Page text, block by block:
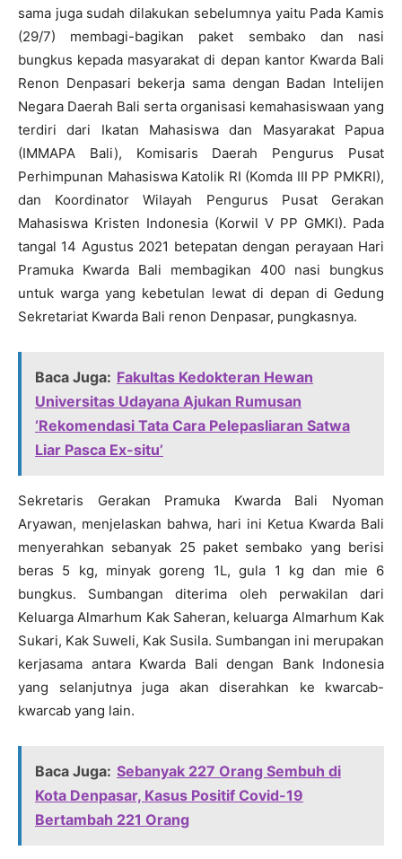
sama juga sudah dilakukan sebelumnya yaitu Pada Kamis
(29/7) membagi-bagikan paket sembako dan nasi
bungkus kepada masyarakat di depan kantor Kwarda Bali
Renon Denpasari bekerja sama dengan Badan Intelijen
Negara Daerah Bali serta organisasi kemahasiswaan yang
terdiri dari Ikatan Mahasiswa dan Masyarakat Papua
(IMMAPA Bali), Komisaris Daerah Pengurus Pusat
Perhimpunan Mahasiswa Katolik RI (Komda III PP PMKRI),
dan Koordinator Wilayah Pengurus Pusat Gerakan
Mahasiswa Kristen Indonesia (Korwil V PP GMKI). Pada
tangal 14 Agustus 2021 betepatan dengan perayaan Hari
Pramuka Kwarda Bali membagikan 400 nasi bungkus
untuk warga yang kebetulan lewat di depan di Gedung
Sekretariat Kwarda Bali renon Denpasar, pungkasnya.
Baca Juga: Fakultas Kedokteran Hewan
Universitas Udayana Ajukan Rumusan
‘Rekomendasi Tata Cara Pelepasliaran Satwa
Liar Pasca Ex-situ’
Sekretaris Gerakan Pramuka Kwarda Bali Nyoman
Aryawan, menjelaskan bahwa, hari ini Ketua Kwarda Bali
menyerahkan sebanyak 25 paket sembako yang berisi
beras 5 kg, minyak goreng 1L, gula 1 kg dan mie 6
bungkus. Sumbangan diterima oleh perwakilan dari
Keluarga Almarhum Kak Saheran, keluarga Almarhum Kak
Sukari, Kak Suweli, Kak Susila. Sumbangan ini merupakan
kerjasama antara Kwarda Bali dengan Bank Indonesia
yang selanjutnya juga akan diserahkan ke kwarcab-
kwarcab yang lain.
Baca Juga: Sebanyak 227 Orang Sembuh di
Kota Denpasar, Kasus Positif Covid-19
Bertambah 221 Orang